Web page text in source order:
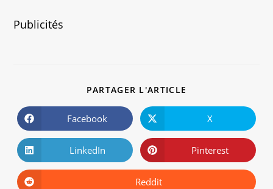
Publicités
PARTAGER L'ARTICLE
Facebook X
LinkedIn Pinterest
Reddit